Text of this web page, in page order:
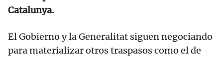
Catalunya.
El Gobierno y la Generalitat siguen negociando
para materializar otros traspasos como el de